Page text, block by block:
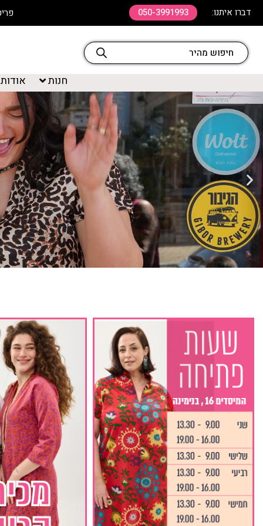
גלביה